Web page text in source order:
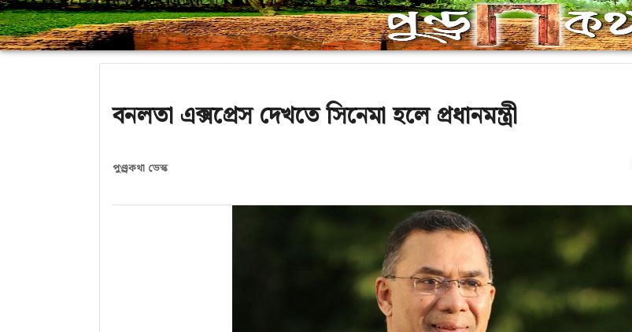
বনলতা এক্সপ্রেস দেখতে সিনেমা হলে প্রধানমন্ত্রী
পুণ্ড্রকথা ডেস্ক